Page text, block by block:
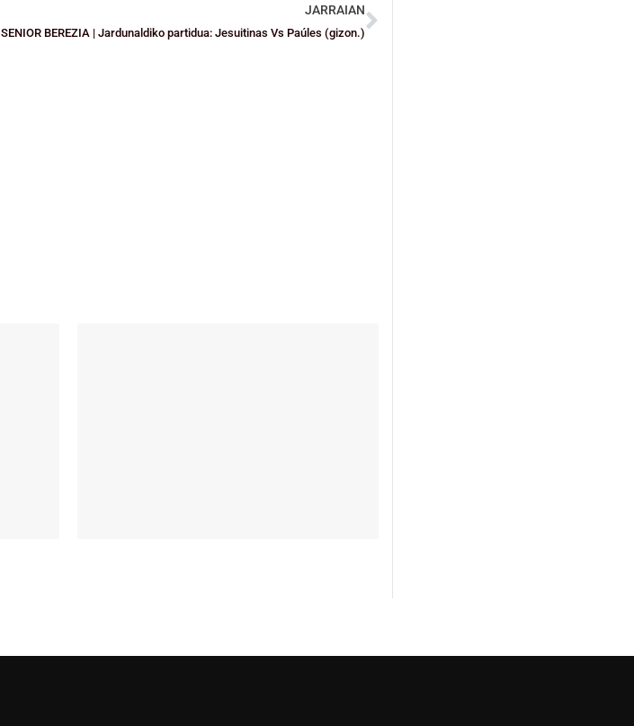
JARRAIAN
SENIOR BEREZIA | Jardunaldiko partidua: Jesuitinas Vs Paúles (gizon.)